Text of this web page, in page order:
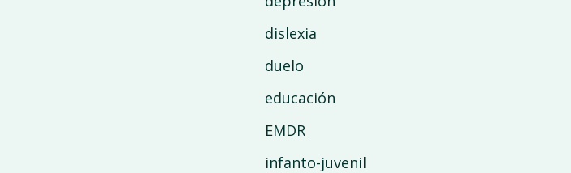
dislexia
duelo
educación
EMDR
infanto-juvenil